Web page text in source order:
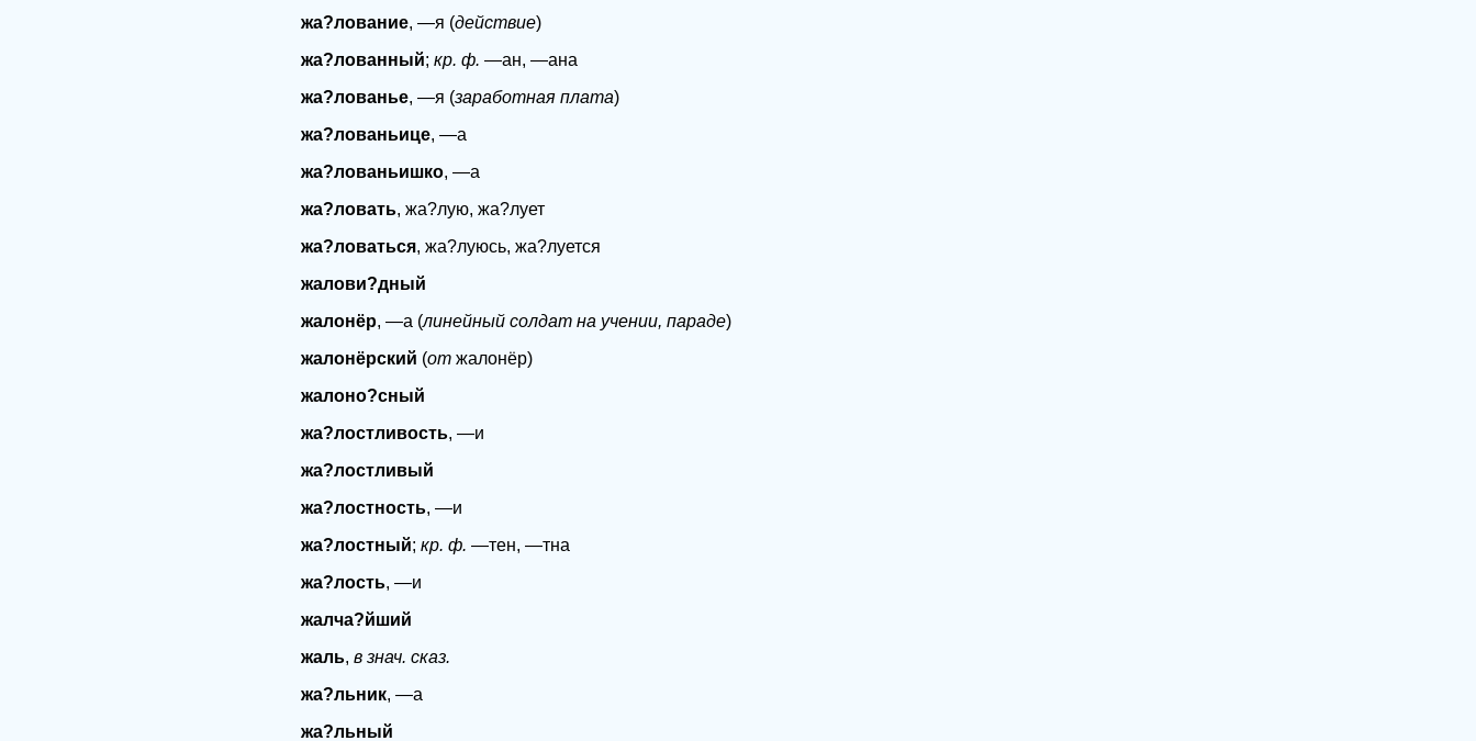
жа?лование, —я (действие)
жа?лованный; кр. ф. —ан, —ана
жа?лованье, —я (заработная плата)
жа?лованьице, —а
жа?лованьишко, —а
жа?ловать, жа?лую, жа?лует
жа?ловаться, жа?луюсь, жа?луется
жалови?дный
жалонёр, —а (линейный солдат на учении, параде)
жалонёрский (отжалонёр)
жалоно?сный
жа?лостливость, —и
жа?лостливый
жа?лостность, —и
жа?лостный; кр. ф. —тен, —тна
жа?лость, —и
жалча?йший
жаль, в знач. сказ.
жа?льник, —а
жа?льный